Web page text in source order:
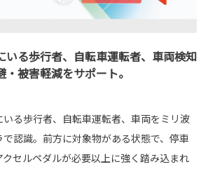
いる歩行者、自転車運転者、車両検知
被害軽減をサポート。
る歩行者、自転車運転者、車両をミリ波
認識。前方に対象物がある状態で、停車
セルペダルが必要以上に強く踏み込まれ